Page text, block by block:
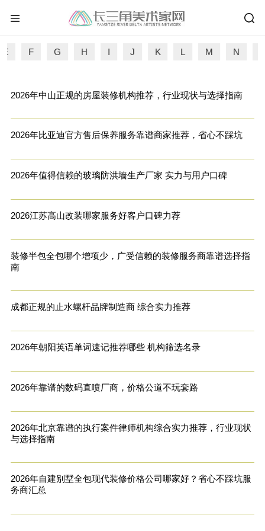
E F G H I J K L M N
2026年中山正规的房屋装修机构推荐，行业现状与选择指南
2026年比亚迪官方售后保养服务靠谱商家推荐，省心不踩坑
2026年值得信赖的玻璃防洪墙生产厂家 实力与用户口碑
2026江苏高山改装哪家服务好客户口碑力荐
装修半包全包哪个增项少，广受信赖的装修服务商靠谱选择指
南
成都正规的止水螺杆品牌制造商 综合实力推荐
2026年朝阳英语单词速记推荐哪些 机构筛选名录
2026年靠谱的数码直喷厂商，价格公道不玩套路
2026年北京靠谱的执行案件律师机构综合实力推荐，行业现状
与选择指南
2026年自建别墅全包现代装修价格公司哪家好？省心不踩坑服
务商汇总